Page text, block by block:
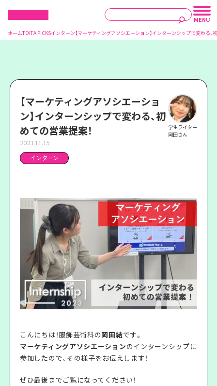
ホームTOITA PICKSインターン 【マーケティングアソシエーション】インターンシップで変わる、
【マーケティングアソシエーショ
ン】インターンシップで変わる、初
めての営業提案！
2023.11.15
インターン
学生ライター
岡田さん
こんにちは！服飾芸術科の岡田結です。
マーケティングアソシエーションのインターンシップに
参加したので、その様子をお伝えします！
ぜひ最後までご覧になってください！